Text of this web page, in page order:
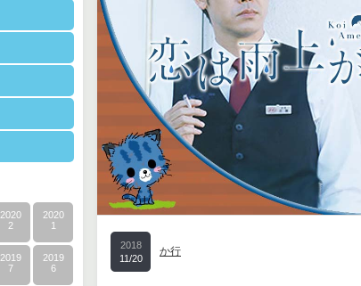
2020
2
2020
1
2019
7
2019
6
2018
11/20
か行